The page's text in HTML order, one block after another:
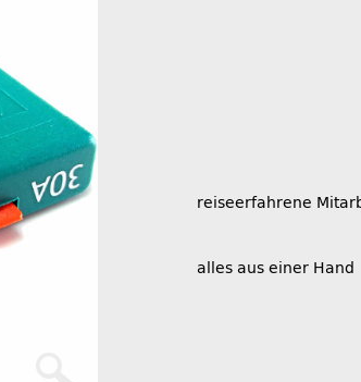
reiseerfahrene
alles aus einer Hand